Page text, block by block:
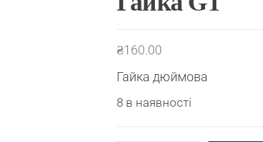
₴160.00
Гайка дюймова
8 в наявності